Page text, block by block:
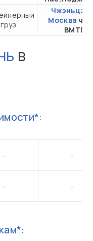
от 136 155,91 ₽ за
20DC
груз
Москва
ВМТП
в
- -
- -